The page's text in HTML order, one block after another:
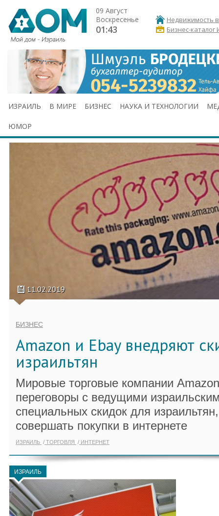
09 Август
Воскресенье
01:43
Недвижимость
Бизнес-каталог
ИЗРАИЛЬ В МИРЕ БИЗНЕС НАУКА И ТЕХНОЛОГИИ
ЮМОР
11.02.2019
БИЗНЕС
Amazon и Ebay внедряют
израильтян
Мировые торговые компании
переговоры с ведущими
специальных скидок для
совершать покупки в интернете
ИЗРАИЛЬ ТОРГОВЛЯ ИНТЕРНЕТ
ИЗРАИЛЬ